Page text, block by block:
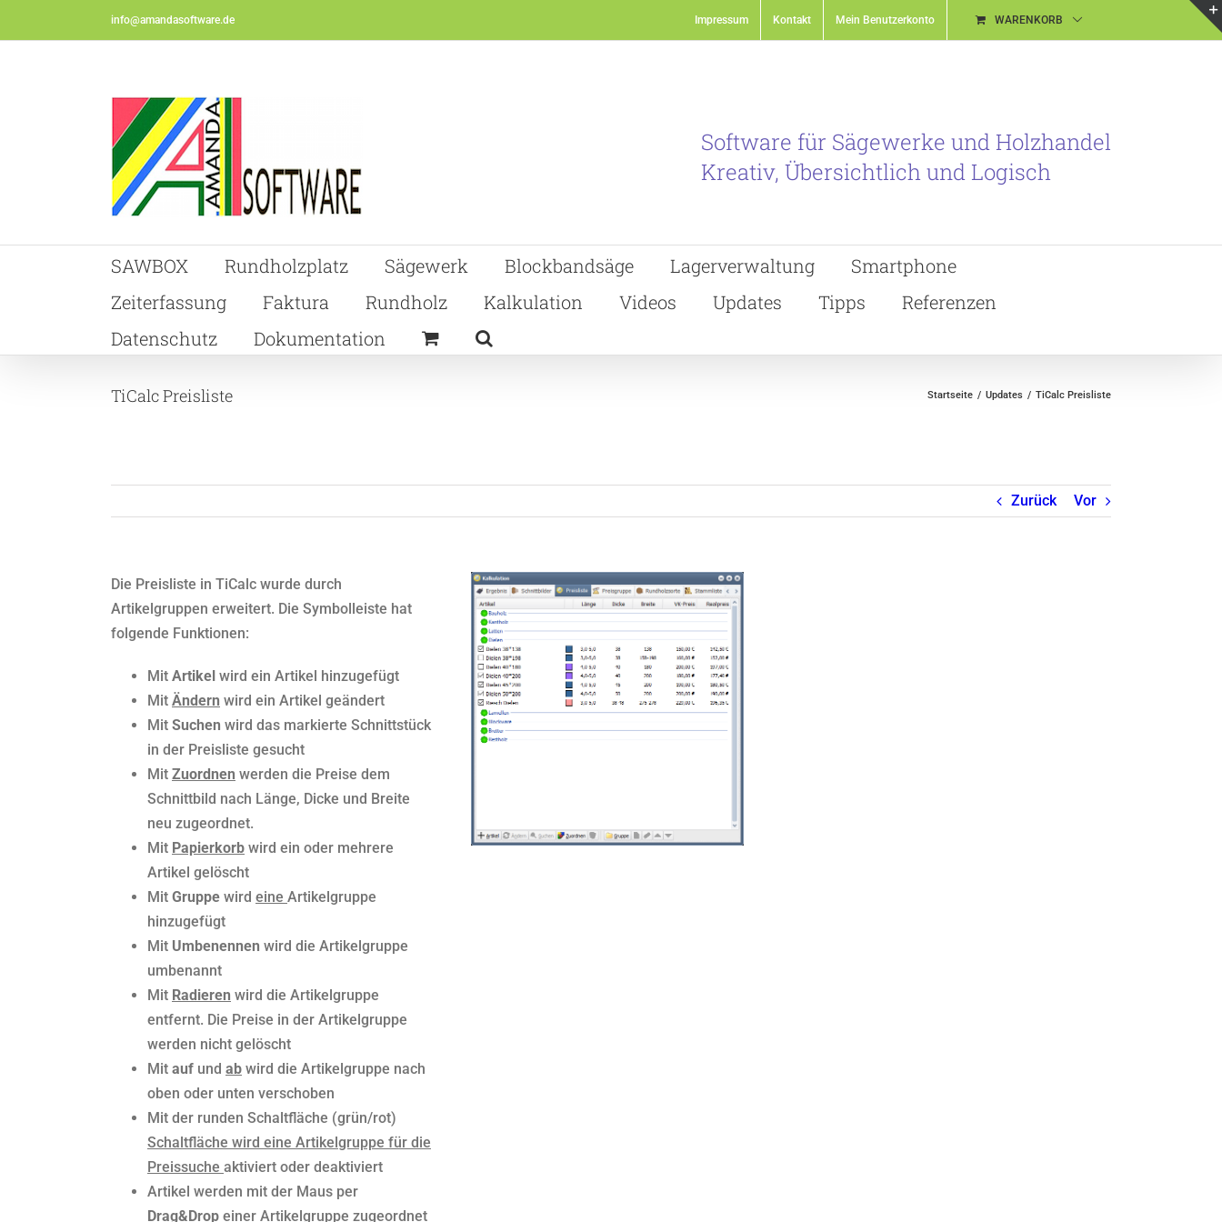
to
info@amandasoftware.de Impressum Kontakt Mein Benutzerkonto WARENKORB
Software für Sägewerke und Holzhandel
Kreativ, Übersichtlich und Logisch
SAWBOX Rundholzplatz Sägewerk Blockbandsäge Lagerverwaltung
Smartphone
Zeiterfassung
Faktura Rundholz Kalkulation Videos Updates Tipps
Referenzen
Datenschutz
Dokumentation
TiCalc Preisliste Startseite Updates TiCalc Preisliste
Zurück Vor
Die Preisliste in TiCalc wurde durch
Artikelgruppen erweitert. Die Symbolleiste hat
folgende Funktionen:
Mit Artikel wird ein Artikel hinzugefügt
Mit Ändern wird ein Artikel geändert
Mit Suchen wird das markierte Schnittstück
in der Preisliste gesucht
Mit Zuordnen werden die Preise dem
Schnittbild nach Länge, Dicke und Breite
neu zugeordnet.
Mit Papierkorb wird ein oder mehrere
Artikel gelöscht
Mit Gruppe wird eine Artikelgruppe
hinzugefügt
Mit Umbenennen wird die Artikelgruppe
umbenannt
Mit Radieren wird die Artikelgruppe
entfernt. Die Preise in der Artikelgruppe
werden nicht gelöscht
Mit auf und ab wird die Artikelgruppe nach
oben oder unten verschoben
Mit der runden Schaltfläche (grün/rot)
Schaltfläche wird eine Artikelgruppe für die
Preissuche aktiviert oder deaktiviert
Artikel werden mit der Maus per
Drag&Drop einer Artikelgruppe zugeordnet